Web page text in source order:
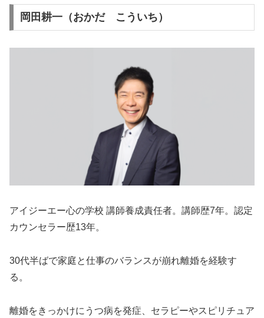
岡田耕一（おかだ こういち）
アイジーエー心の学校 講師養成責任者。講師歴7年。認定
カウンセラー歴13年。
30代半ばで家庭と仕事のバランスが崩れ離婚を経験す
る。
離婚をきっかけにうつ病を発症、セラピーやスピリチュア